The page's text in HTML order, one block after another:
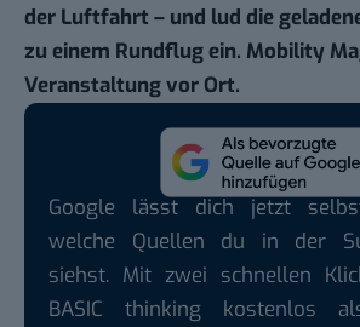
der Luftfahrt – und lud die
zu einem Rundflug ein. Mobility
Veranstaltung vor Ort.
Google lässt dich jetzt
welche Quellen du in der
siehst. Mit zwei schnellen
BASIC thinking kostenlos